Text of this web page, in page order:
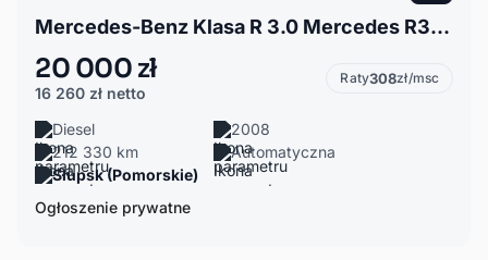
Mercedes-Benz Klasa R 3.0 Mercedes R320 CDI 4Matic
20 000 zł
16 260 zł netto
Raty308zł/msc
Diesel
2008
212 330 km
Automatyczna
Słupsk (Pomorskie)
Ogłoszenie prywatne